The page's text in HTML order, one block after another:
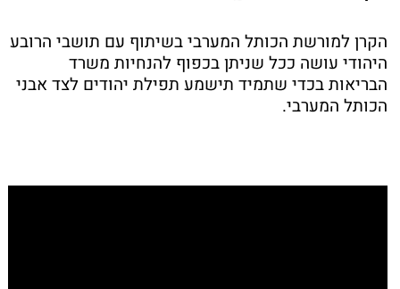
הקרן למורשת הכותל המערבי בשיתוף עם תושבי הרובע
היהודי עושה ככל שניתן בכפוף להנחיות משרד
הבריאות בכדי שתמיד תישמע תפילת יהודים לצד אבני
הכותל המערבי.